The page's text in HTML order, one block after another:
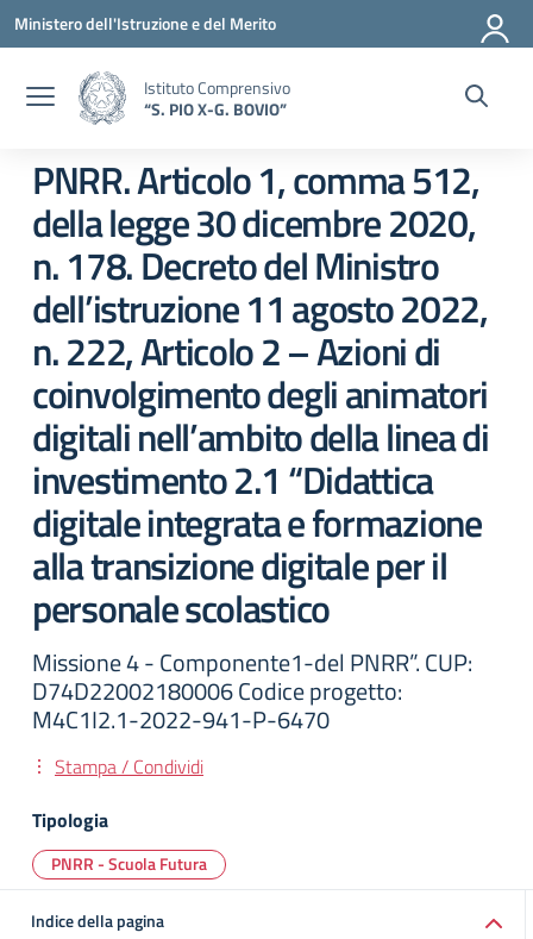
Vai ai contenuti
Vai al menu di navigazione
Vai al footer
Ministero dell'Istruzione e del Merito
Istituto Comprensivo
“S. PIO X-G. BOVIO”
PNRR. Articolo 1, comma 512,
della legge 30 dicembre 2020,
n. 178. Decreto del Ministro
dell’istruzione 11 agosto 2022,
n. 222, Articolo 2 – Azioni di
coinvolgimento degli animatori
digitali nell’ambito della linea di
investimento 2.1 “Didattica
digitale integrata e formazione
alla transizione digitale per il
personale scolastico
Missione 4 - Componente1-del PNRR”. CUP:
D74D22002180006 Codice progetto:
M4C1I2.1-2022-941-P-6470
Stampa / Condividi
Tipologia
PNRR - Scuola Futura
Indice della pagina